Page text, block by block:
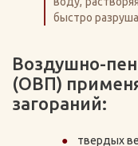
быстро
Воздушно-
(ОВП)
загораний:
твердых